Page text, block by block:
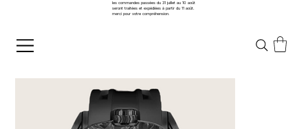
les commandes passées du 31 juillet au 10 août
seront traitées et expédiées à partir du 11 août.
merci pour votre compréhension.